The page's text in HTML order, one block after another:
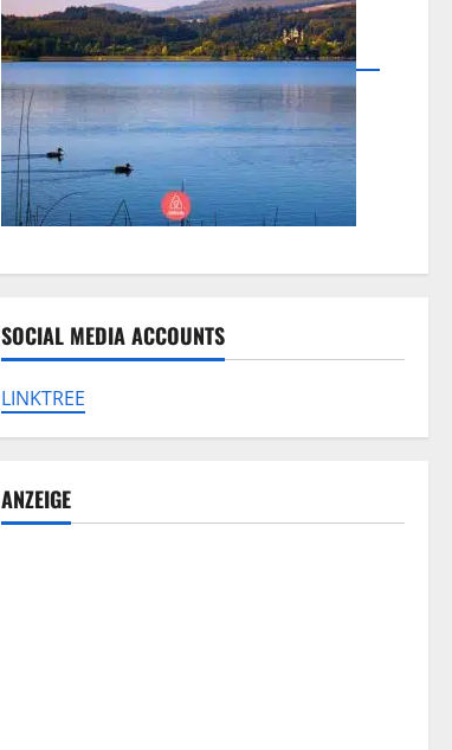
SOCIAL MEDIA ACCOUNTS
LINKTREE
ANZEIGE